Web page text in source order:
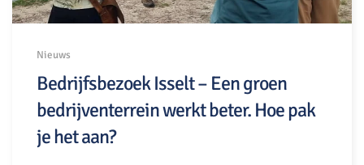
Nieuws
Bedrijfsbezoek Isselt – Een groen
bedrijventerrein werkt beter. Hoe pak
je het aan?